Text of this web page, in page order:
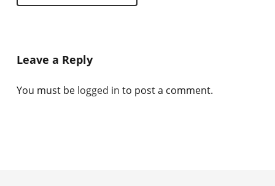
Leave a Reply
You must be logged in to post a comment.